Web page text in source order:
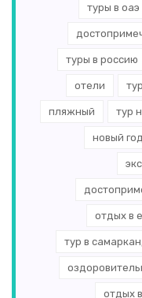
туры в
туры в россию
отели
пляжный тур
новый год
отдых в
тур в
отдых